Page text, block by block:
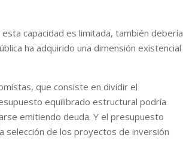
capacidad es limitada, también debería
ha adquirido una dimensión existencial
que consiste en dividir el
equilibrado estructural podría
emitiendo deuda. Y el presupuesto
selección de los proyectos de inversión